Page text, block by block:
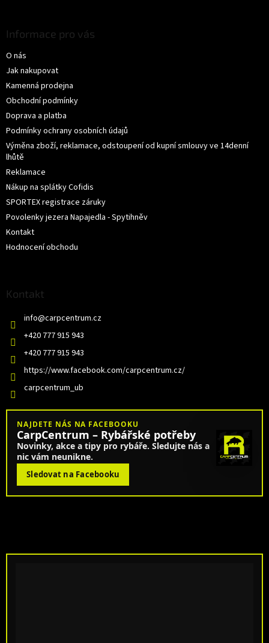
Informace pro vás
O nás
Jak nakupovat
Kamenná prodejna
Obchodní podmínky
Doprava a platba
Podmínky ochrany osobních údajů
Výměna zboží, reklamace, odstoupení od kupní smlouvy ve 14denní
lhůtě
Reklamace
Nákup na splátky Cofidis
SPORTEX registrace záruky
Povolenky jezera Napajedla - Spytihněv
Kontakt
Hodnocení obchodu
Kontakt
info@carpcentrum.cz
+420 777 915 943
+420 777 915 943
https://www.facebook.com/carpcentrum.cz/
carpcentrum_ub
NAJDETE NÁS NA FACEBOOKU
CarpCentrum – Rybářské potřeby
Novinky, akce a tipy pro rybáře. Sledujte nás a
nic vám neunikne.
Sledovat na Facebooku